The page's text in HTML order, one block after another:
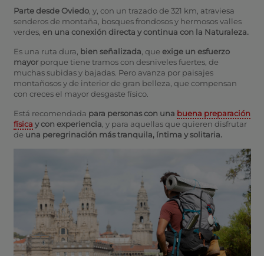
Parte desde Oviedo, y, con un trazado de 321 km, atraviesa
senderos de montaña, bosques frondosos y hermosos valles
verdes, en una conexión directa y continua con la Naturaleza.
Es una ruta dura, bien señalizada, que exige un esfuerzo
mayorporque tiene tramos con desniveles fuertes, de
muchas subidas y bajadas. Pero avanza por paisajes
montañosos y de interior de gran belleza, que compensan
con creces el mayor desgaste físico.
Está recomendada para personas con una buena preparación
física y con experiencia, y para aquellas que quieren disfrutar
de una peregrinación más tranquila, íntima y solitaria.